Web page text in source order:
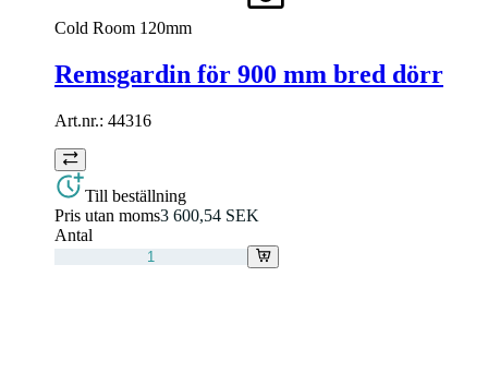
Cold Room 120mm
Remsgardin för 900 mm bred dörr
Art.nr.: 44316
Till beställning
Pris utan moms3 600,54 SEK
Antal